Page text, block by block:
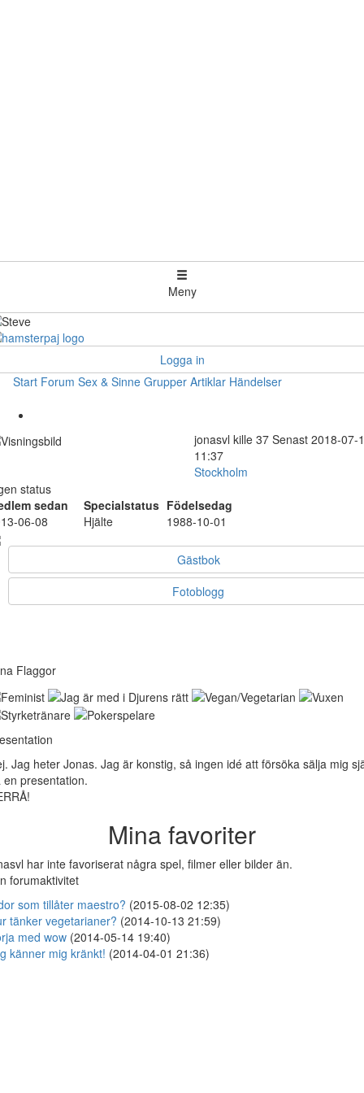
Meny
Logga in
Start Forum Sex & Sinne Grupper Artiklar Händelser
jonasvl kille 37 Senast 2018-07-
11:37
Stockholm
status
sedan
Specialstatus Födelsedag
06-08
Hjälte 1988-10-01
Gästbok
Fotoblogg
Flaggor
Jag heter Jonas. Jag är konstig, så ingen idé att försöka sälja mig
en presentation.
Mina favoriter
har inte favoriserat några spel, filmer eller bilder än.
forumaktivitet
som tillåter maestro? (2015-08-02 12:35)
tänker vegetarianer? (2014-10-13 21:59)
med wow (2014-05-14 19:40)
känner mig kränkt! (2014-04-01 21:36)